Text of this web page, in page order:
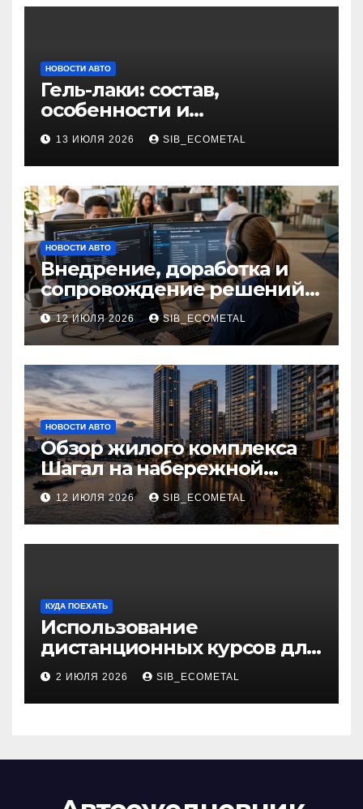
НОВОСТИ АВТО
Гель-лаки: состав,
особенности и
применение в маникюре
13 ИЮЛЯ 2026 SIB_ECOMETAL
НОВОСТИ АВТО
Внедрение, доработка и
сопровождение решений
на платформе 1С
12 ИЮЛЯ 2026 SIB_ECOMETAL
НОВОСТИ АВТО
Обзор жилого комплекса
Шагал на набережной
Марка Шагала
12 ИЮЛЯ 2026 SIB_ECOMETAL
КУДА ПОЕХАТЬ
Использование
дистанционных курсов для
изучения актуальных
специальностей
2 ИЮЛЯ 2026 SIB_ECOMETAL